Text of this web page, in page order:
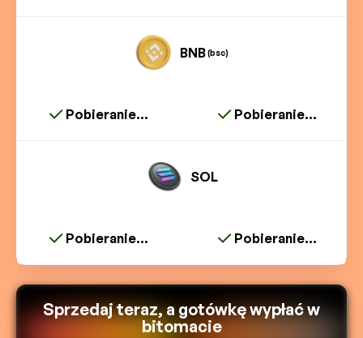
BNB(bsc)
Pobieranie... Pobieranie...
SOL
Pobieranie... Pobieranie...
Sprzedaj teraz, a gotówkę wypłać w
bitomacie